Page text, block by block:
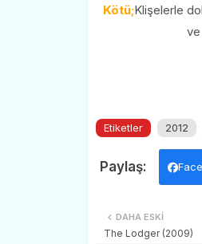
Kötü;Klişelerle
Etiketler 2012
DAHA ESKI
The Lodger (2009)